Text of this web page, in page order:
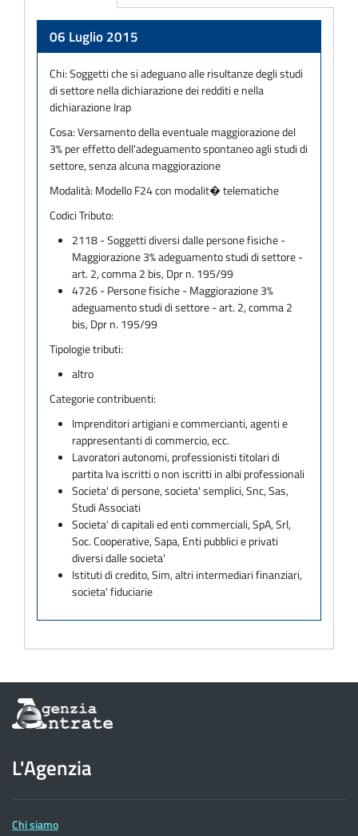
06 Luglio 2015
Chi:Soggetti che si adeguano alle risultanze degli studi
di settore nella dichiarazione dei redditi e nella
dichiarazione Irap
Cosa:Versamento della eventuale maggiorazione del
3% per effetto dell'adeguamento spontaneo agli studi di
settore, senza alcuna maggiorazione
Modalità: Modello F24 con modalit� telematiche
Codici Tributo:
2118 - Soggetti diversi dalle persone fisiche -
Maggiorazione 3% adeguamento studi di settore -
art. 2, comma 2 bis, Dpr n. 195/99
4726 - Persone fisiche - Maggiorazione 3%
adeguamento studi di settore - art. 2, comma 2
bis, Dpr n. 195/99
Tipologie tributi:
altro
Categorie contribuenti:
Imprenditori artigiani e commercianti, agenti e
rappresentanti di commercio, ecc.
Lavoratori autonomi, professionisti titolari di
partita Iva iscritti o non iscritti in albi professionali
Societa' di persone, societa' semplici, Snc, Sas,
Studi Associati
Societa' di capitali ed enti commerciali, SpA, Srl,
Soc. Cooperative, Sapa, Enti pubblici e privati
diversi dalle societa'
Istituti di credito, Sim, altri intermediari finanziari,
societa' fiduciarie
Informazioni
sul
dell'Agenzia
delle
Entrate
L'Agenzia
Chi siamo